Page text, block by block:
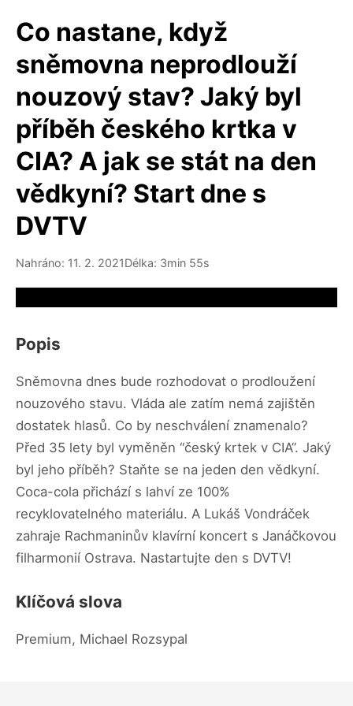
Co nastane, když
sněmovna neprodlouží
nouzový stav? Jaký byl
příběh českého krtka v
CIA? A jak se stát na den
vědkyní? Start dne s
DVTV
Nahráno: 11. 2. 2021Délka: 3min 55s
Popis
Sněmovna dnes bude rozhodovat o prodloužení
nouzového stavu. Vláda ale zatím nemá zajištěn
dostatek hlasů. Co by neschválení znamenalo?
Před 35 lety byl vyměněn “český krtek v CIA”. Jaký
byl jeho příběh? Staňte se na jeden den vědkyní.
Coca-cola přichází s lahví ze 100%
recyklovatelného materiálu. A Lukáš Vondráček
zahraje Rachmaninův klavírní koncert s Janáčkovou
filharmonií Ostrava. Nastartujte den s DVTV!
Klíčová slova
Premium, Michael Rozsypal